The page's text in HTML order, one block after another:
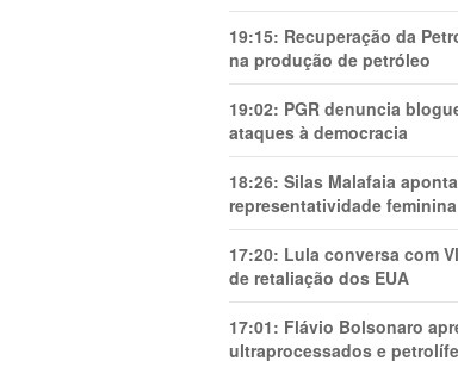
19:15: Recuperação da
na produção de petróleo
19:02: PGR denuncia
ataques à democracia
18:26: Silas Malafaia
representatividade feminina
17:20: Lula conversa com
de retaliação dos EUA
17:01: Flávio Bolsonaro
ultraprocessados e